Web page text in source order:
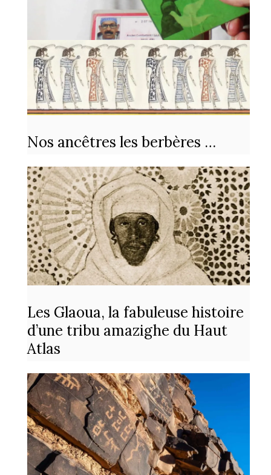
Nos ancêtres les berbères …
Les Glaoua, la fabuleuse histoire
d’une tribu amazighe du Haut
Atlas